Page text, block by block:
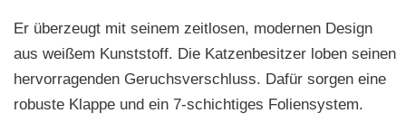
Er überzeugt mit seinem zeitlosen, modernen Design
aus weißem Kunststoff. Die Katzenbesitzer loben seinen
hervorragenden Geruchsverschluss. Dafür sorgen eine
robuste Klappe und ein 7-schichtiges Foliensystem.